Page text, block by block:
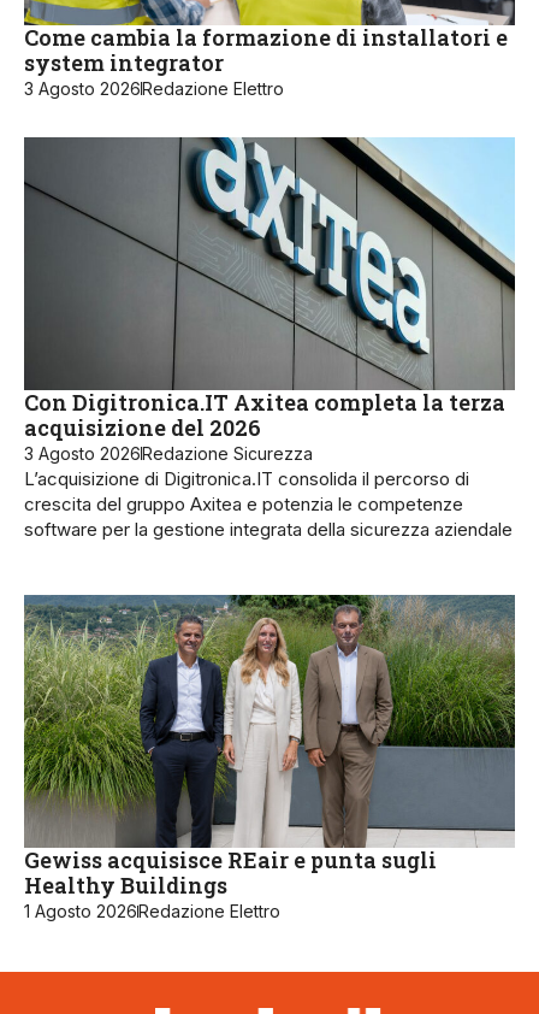
Come cambia la formazione di installatori e
system integrator
3 Agosto 2026Redazione Elettro
Con Digitronica.IT Axitea completa la terza
acquisizione del 2026
3 Agosto 2026Redazione Sicurezza
L’acquisizione di Digitronica.IT consolida il percorso di
crescita del gruppo Axitea e potenzia le competenze
software per la gestione integrata della sicurezza aziendale
Gewiss acquisisce REair e punta sugli
Healthy Buildings
1 Agosto 2026Redazione Elettro